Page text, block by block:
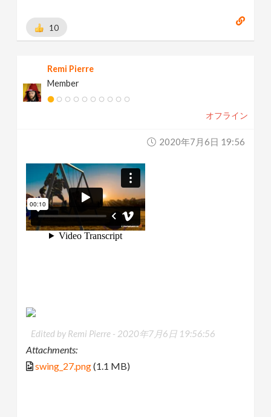
10
Remi Pierre
Member
オフライン
2020年7月6日 19:56
Edited by Remi Pierre - 2020年7月6日 19:56:56
Attachments:
swing_27.png(1.1 MB)